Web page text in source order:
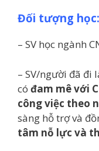
Đối tượng học:
– SV học ngành
– SV/người đã đi
có đam mê với
công việc theo
sàng hỗ trợ và
tâm nỗ lực và